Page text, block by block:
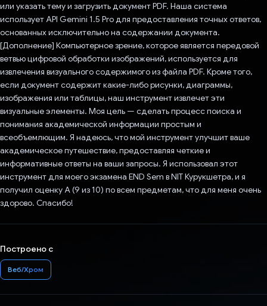
или указать тему и загрузить документ PDF. Наша система
использует API Gemini 1.5 Pro для предоставления точных ответов,
основанных исключительно на содержании документа.
[Дополнение] Компьютерное зрение, которое является передовой
ветвью цифровой обработки изображений, используется для
извлечения визуального содержимого из файла PDF. Кроме того,
если документ содержит какие-либо рисунки, диаграммы,
изображения или таблицы, наш инструмент извлечет эти
визуальные элементы. Моя цель — сделать процесс поиска и
понимания академической информации простым и
всеобъемлющим. Я надеюсь, что мой инструмент улучшит ваше
академическое путешествие, предоставляя четкие и
информативные ответы на ваши запросы. Я использовал этот
инструмент для моего экзамена END Sem в NIT Курукшетра, и я
получил оценку A (9 из 10) по всем предметам, что для меня очень
здорово. Спасибо!
Построено с
Веб/Хром